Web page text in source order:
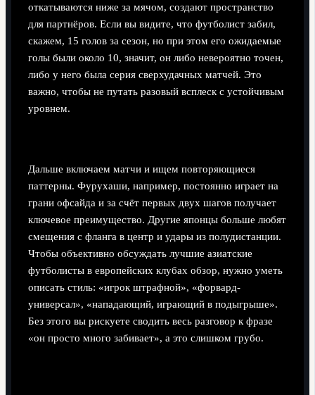
откатываются ниже за мячом, создают пространство
для партнёров. Если вы видите, что футболист забил,
скажем, 15 голов за сезон, но при этом его ожидаемые
голы были около 10, значит, он либо невероятно точен,
либо у него была серия сверхудачных матчей. Это
важно, чтобы не путать разовый всплеск с устойчивым
уровнем.
Дальше включаем матчи и ищем повторяющиеся
паттерны. Фурухаши, например, постоянно играет на
грани офсайда и за счёт первых двух шагов получает
ключевое преимущество. Другие японцы больше любят
смещения с фланга в центр и удары из полудистанции.
Чтобы объективно обсуждать лучшие азиатские
футболисты в европейских клубах обзор, нужно уметь
описать стиль: «игрок штрафной», «форвард-
универсал», «нападающий, играющий в подыгрыше».
Без этого вы рискуете сводить весь разговор к фразе
«он просто много забивает», а это слишком грубо.